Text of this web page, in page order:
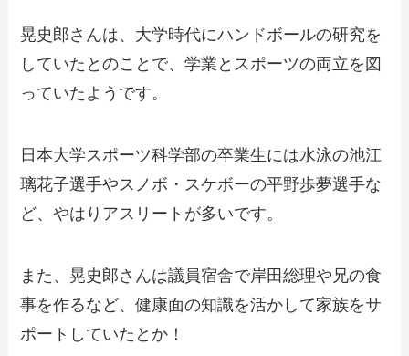
晃史郎さんは、大学時代にハンドボールの研究を
していたとのことで、学業とスポーツの両立を図
っていたようです。
日本大学スポーツ科学部の卒業生には水泳の池江
璃花子選手やスノボ・スケボーの平野歩夢選手な
ど、やはりアスリートが多いです。
また、晃史郎さんは議員宿舎で岸田総理や兄の食
事を作るなど、健康面の知識を活かして家族をサ
ポートしていたとか！